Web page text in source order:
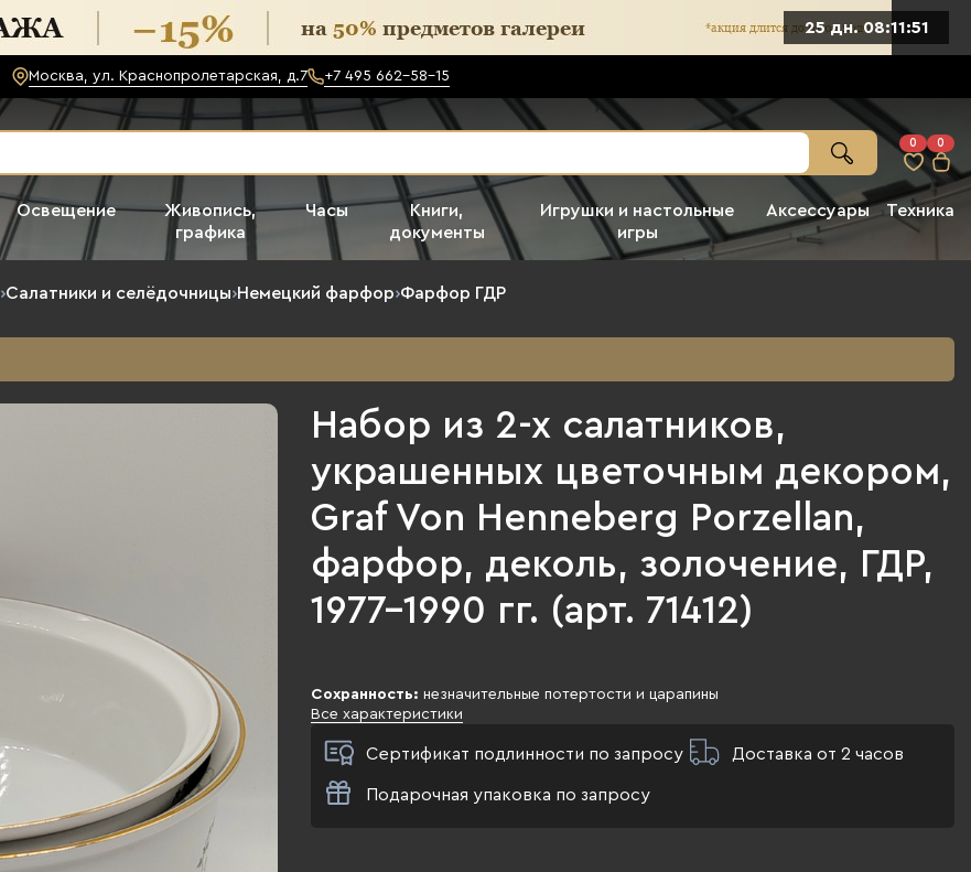
25 дн. 08:11:50
Москва, ул. Краснопролетарская, д.7 +7 495 662-58-15
0 0
Освещение
Живопись,
графика
Часы
Книги,
документы
Игрушки и настольные
игры
Аксессуары Техника
›Салатники и селёдочницы›Немецкий фарфор›Фарфор ГДР
Набор из 2-х салатников,
украшенных цветочным декором,
Graf Von Henneberg Porzellan,
фарфор, деколь, золочение, ГДР,
1977-1990 гг. (арт. 71412)
Сохранность: незначительные потертости и царапины
Все характеристики
Сертификат подлинности по запросу Доставка от 2 часов
Подарочная упаковка по запросу